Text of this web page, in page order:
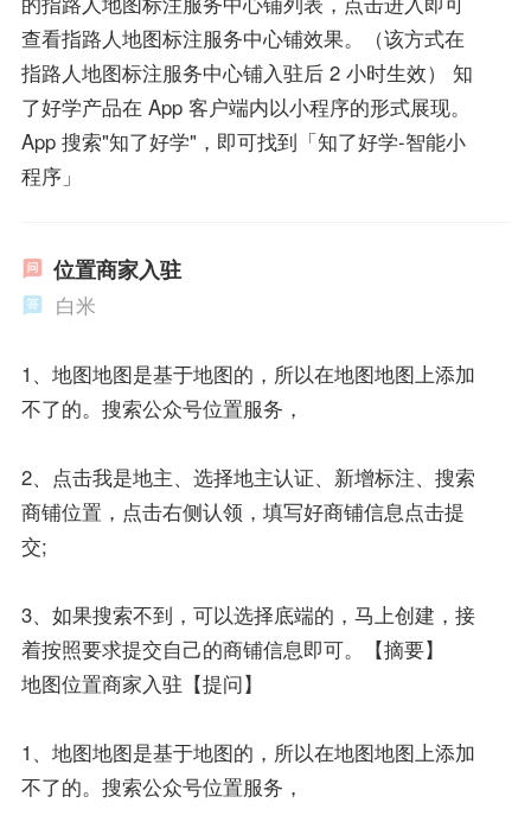
查看指路人地图标注服务中心铺效果。（该方式在
指路人地图标注服务中心铺入驻后 2 小时生效） 知
了好学产品在 App 客户端内以小程序的形式展现。
App 搜索"知了好学"，即可找到「知了好学-智能小
程序」
位置商家入驻
白米
1、地图地图是基于地图的，所以在地图地图上添加
不了的。搜索公众号位置服务，
2、点击我是地主、选择地主认证、新增标注、搜索
商铺位置，点击右侧认领，填写好商铺信息点击提
交;
3、如果搜索不到，可以选择底端的，马上创建，接
着按照要求提交自己的商铺信息即可。【摘要】
地图位置商家入驻【提问】
1、地图地图是基于地图的，所以在地图地图上添加
不了的。搜索公众号位置服务，